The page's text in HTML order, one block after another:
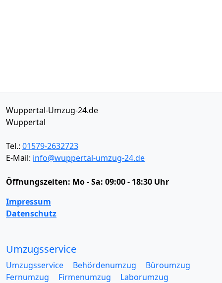
Wuppertal-Umzug-24.de
Wuppertal
Tel.: 01579-2632723
E-Mail: info@wuppertal-umzug-24.de
Öffnungszeiten: Mo - Sa: 09:00 - 18:30 Uhr
Impressum
Datenschutz
Umzugsservice
Umzugsservice Behördenumzug
Büroumzug
Fernumzug
Firmenumzug
Laborumzug